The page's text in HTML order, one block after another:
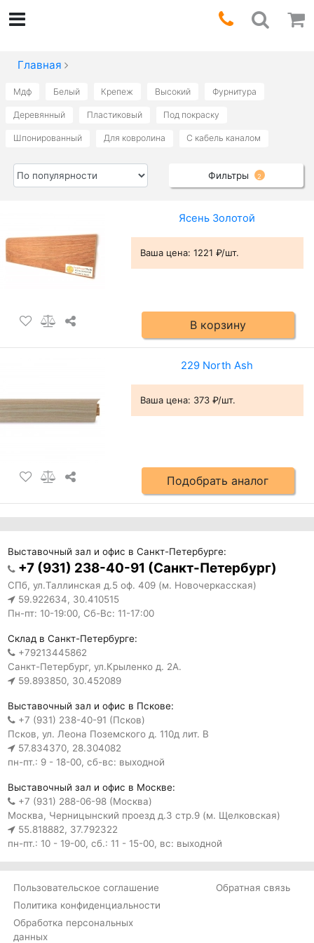
Главная
Мдф Белый Крепеж Высокий Фурнитура
Деревянный Пластиковый Под покраску
Шпонированный Для ковролина С кабель каналом
Фильтры 2
Ясень Золотой
Ваша цена: 1221 ₽/шт.
В корзину
229 North Ash
Ваша цена: 373 ₽/шт.
Подобрать аналог
Выставочный зал и офис в Санкт-Петербурге:
+7 (931) 238-40-91 (Санкт-Петербург)
СПб, ул.Таллинская д.5 оф. 409 (м. Новочеркасская)
59.922634, 30.410515
Пн-пт: 10-19:00, Сб-Вс: 11-17:00
Склад в Санкт-Петербурге:
+79213445862
Санкт-Петербург, ул.Крыленко д. 2А.
59.893850, 30.452089
Выставочный зал и офис в Пскове:
+7 (931) 238-40-91 (Псков)
Псков, ул. Леона Поземского д. 110д лит. В
57.834370, 28.304082
пн-пт.: 9 - 18-00, сб-вс: выходной
Выставочный зал и офис в Москве:
+7 (931) 288-06-98 (Москва)
Москва, Черницынский проезд д.3 стр.9 (м. Щелковская)
55.818882, 37.792322
пн-пт.: 10 - 19-00, сб.: 11 - 15-00, вс: выходной
Пользовательское соглашение
Политика конфиденциальности
Обработка персональных
данных
Обратная связь